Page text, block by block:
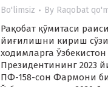
Bo'limsiz By Raqobat
Рақобат қўмитаси
йиғилишни кириш
ходимларга
Президентининг 2023
ПФ-158-сон Фармони